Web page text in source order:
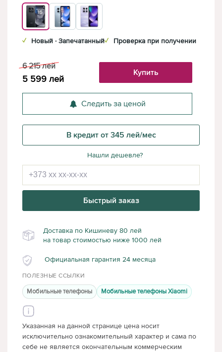
✓ Новый · Запечатанный✓ Проверка при получении
6 215 лей
5 599 лей
Купить
Следить за ценой
В кредит от 345 лей/мес
Нашли дешевле?
Быстрый заказ
Доставка по Кишиневу 80 лей
на товар стоимостью ниже 1000 лей
Официальная гарантия 24 месяца
ПОЛЕЗНЫЕ ССЫЛКИ
Мобильные телефоны Мобильные телефоны Xiaomi
Указанная на данной странице цена носит
исключительно ознакомительный характер и сама по
себе не является окончательным коммерческим